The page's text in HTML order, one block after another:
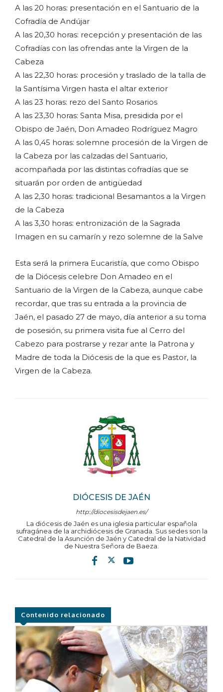
DIÓCESIS DE JAÉN
http://diocesisdejaen.es/
La diócesis de Jaén es una iglesia particular española
sufragánea de la archidiócesis de Granada. Sus sedes son la
Catedral de la Asunción de Jaén y Catedral de la Natividad
de Nuestra Señora de Baeza.
A las 20 horas: presentación en el Santuario de la
Cofradía de Andújar
A las 20,30 horas: recepción y presentación de las
Cofradías con las ofrendas ante la Virgen de la
Cabeza
A las 22,30 horas: procesión y traslado de la talla de
la Santísima Virgen hasta el altar exterior
A las 23 horas: rezo del Santo Rosarios
A las 23,30 horas: Santa Misa, presidida por el
Obispo de Jaén, Don Amadeo Rodríguez Magro
A las 0,45 horas: solemne procesión de la Virgen de
la Cabeza por las calzadas del Santuario,
acompañada por las distintas cofradías que se
situarán por orden de antigüedad
A las 2,30 horas: tradicional Besamantos a la Virgen
de la Cabeza
A las 3,30 horas: entronización de la Sagrada
Imagen en su camarín y rezo solemne de la Salve
Esta será la primera Eucaristía, que como Obispo
de la Diócesis celebre Don Amadeo en el
Santuario de la Virgen de la Cabeza, aunque cabe
recordar, que tras su entrada a la provincia de
Jaén, el pasado 27 de mayo, día anterior a su toma
de posesión, su primera visita fue al Cerro del
Cabezo para postrarse y rezar ante la Patrona y
Madre de toda la Diócesis de la que es Pastor, la
Virgen de la Cabeza.
Contenido relacionado